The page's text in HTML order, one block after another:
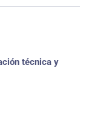
técnica y